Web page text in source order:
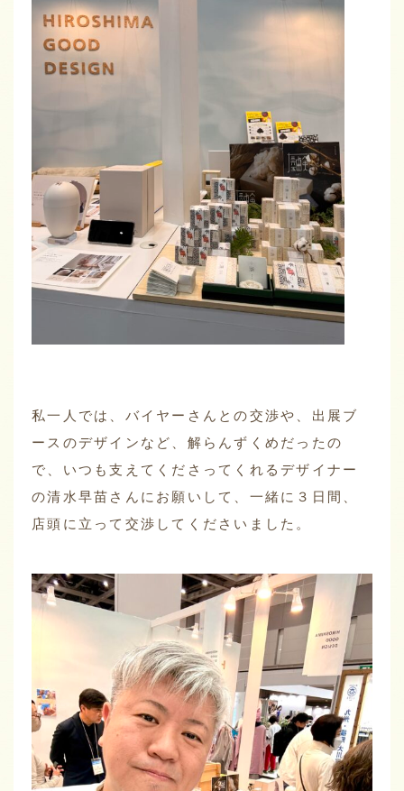
私一人では、バイヤーさんとの交渉や、出展ブ
ースのデザインなど、解らんずくめだったの
で、いつも支えてくださってくれるデザイナー
の清水早苗さんにお願いして、一緒に３日間、
店頭に立って交渉してくださいました。